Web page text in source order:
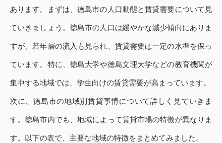
あります。まずは、徳島市の人口動態と賃貸需要について見
ていきましょう。徳島市の人口は緩やかな減少傾向にありま
すが、若年層の流入も見られ、賃貸需要は一定の水準を保っ
ています。特に、徳島大学や徳島文理大学などの教育機関が
集中する地域では、学生向けの賃貸需要が高まっています。
次に、徳島市の地域別賃貸事情について詳しく見ていきま
す。徳島市内でも、地域によって賃貸市場の特徴が異なりま
す。以下の表で、主要な地域の特徴をまとめてみました。